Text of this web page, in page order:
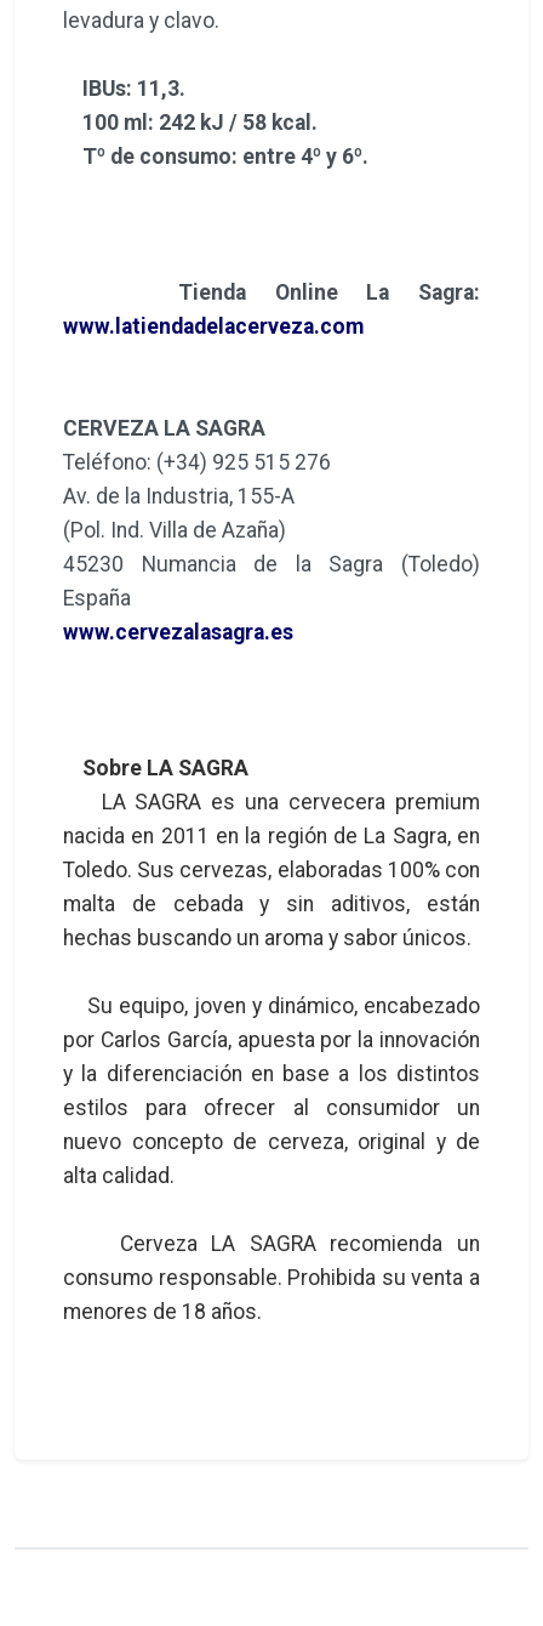
levadura y clavo.
IBUs: 11,3.
100 ml: 242 kJ / 58 kcal.
Tº de consumo: entre 4º y 6º.
Tienda Online La Sagra:
www.latiendadelacerveza.com
CERVEZA LA SAGRA
Teléfono: (+34) 925 515 276
Av. de la Industria, 155-A
(Pol. Ind. Villa de Azaña)
45230 Numancia de la Sagra (Toledo)
España
www.cervezalasagra.es
Sobre LA SAGRA
LA SAGRA es una cervecera premium
nacida en 2011 en la región de La Sagra, en
Toledo. Sus cervezas, elaboradas 100% con
malta de cebada y sin aditivos, están
hechas buscando un aroma y sabor únicos.
Su equipo, joven y dinámico, encabezado
por Carlos García, apuesta por la innovación
y la diferenciación en base a los distintos
estilos para ofrecer al consumidor un
nuevo concepto de cerveza, original y de
alta calidad.
Cerveza LA SAGRA recomienda un
consumo responsable. Prohibida su venta a
menores de 18 años.